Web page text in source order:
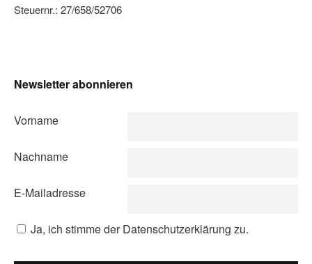
Steuernr.: 27/658/52706
Newsletter abonnieren
Vorname
Nachname
E-Mailadresse
Ja, ich stimme der Datenschutzerklärung zu.